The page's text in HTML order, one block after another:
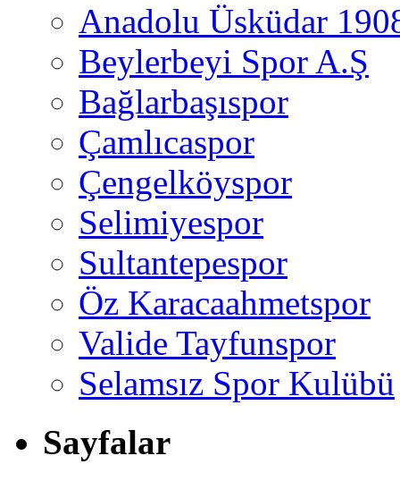
Anadolu Üsküdar
Beylerbeyi Spor A.Ş
Bağlarbaşıspor
Çamlıcaspor
Çengelköyspor
Selimiyespor
Sultantepespor
Öz Karacaahmetspor
Valide Tayfunspor
Selamsız Spor Kulübü
Sayfalar